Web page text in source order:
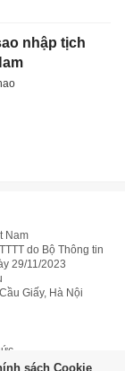
nhập tịch
Nam
do Bộ Thông tin
29/11/2023
Giấy, Hà Nội
sách Cookie